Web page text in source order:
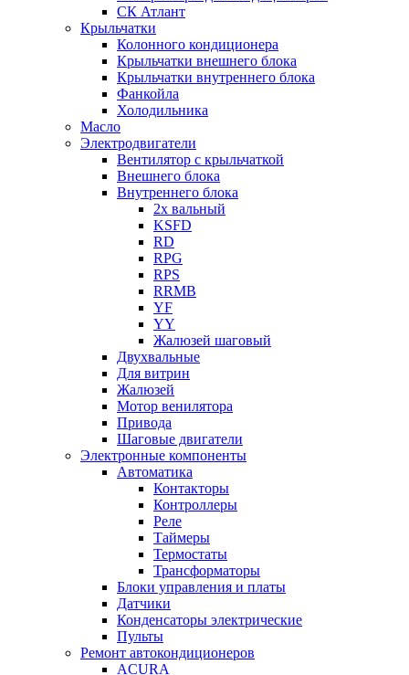
СК Атлант
Крыльчатки
Колонного кондиционера
Крыльчатки внешнего блока
Крыльчатки внутреннего блока
Фанкойла
Холодильника
Масло
Электродвигатели
Вентилятор с крыльчаткой
Внешнего блока
Внутреннего блока
2х вальный
KSFD
RD
RPG
RPS
RRMB
YF
YY
Жалюзей шаговый
Двухвальные
Для витрин
Жалюзей
Мотор венилятора
Привода
Шаговые двигатели
Электронные компоненты
Автоматика
Контакторы
Контроллеры
Реле
Таймеры
Термостаты
Трансформаторы
Блоки управления и платы
Датчики
Конденсаторы электрические
Пульты
Ремонт автокондиционеров
ACURA